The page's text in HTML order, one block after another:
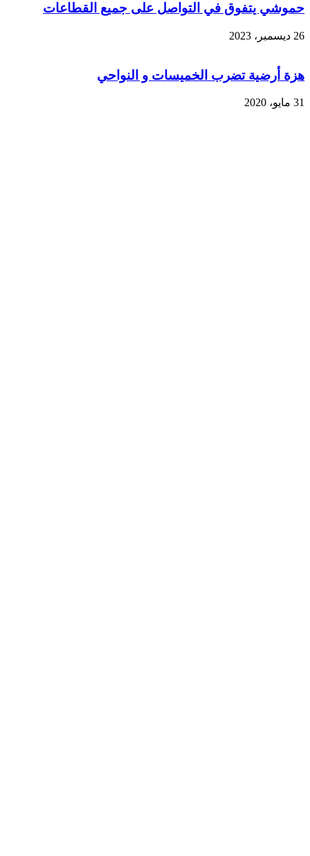
حموشي يتفوق في التواصل على جميع القطاعات
26 ديسمبر، 2023
هزة أرضية تضرب الخميسات و النواحي
31 مايو، 2020